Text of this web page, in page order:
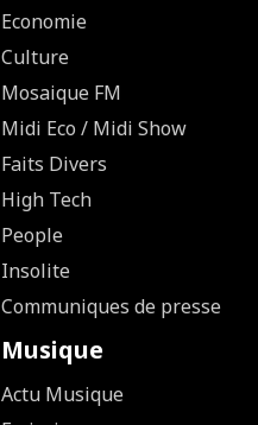
Economie
Culture
Mosaique FM
Midi Eco / Midi Show
Faits Divers
High Tech
People
Insolite
Communiques de presse
Musique
Actu Musique